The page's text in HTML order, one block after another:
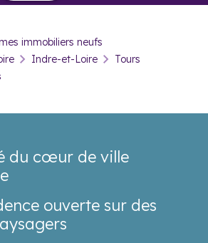
immobiliers neufs
Indre-et-Loire
Tours
du cœur de ville
ouverte sur des